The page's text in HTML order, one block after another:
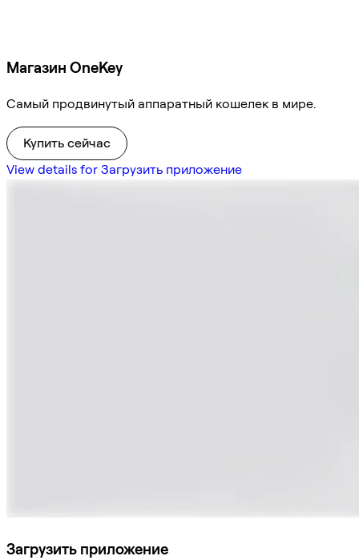
Магазин OneKey
Самый продвинутый аппаратный кошелек в мире.
Купить сейчас
View details for Загрузить приложение
Загрузить приложение